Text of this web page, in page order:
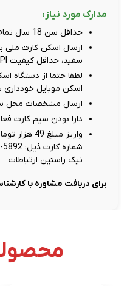
مدارک مورد نیاز:
حداقل سن 18 سال تمام
ارسال اسکن کارت ملی
سفید، حداقل کیفیت 300DPI و فرمت JPEG
لطفا حتما از دستگاه
اسکن موبایل خودداری
ارسال مشخصات محل
دارا بودن سیم کارت
واریز مبلغ
نیک راستین ارتباطات
برای دریافت مشاوره با